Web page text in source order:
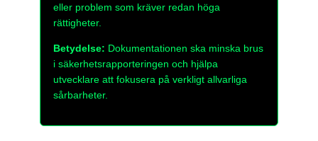
eller problem som kräver redan höga
rättigheter.
Betydelse: Dokumentationen ska minska brus
i säkerhetsrapporteringen och hjälpa
utvecklare att fokusera på verkligt allvarliga
sårbarheter.